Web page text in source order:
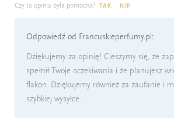
Czy ta opinia była pomocna? TAK NIE
Odpowiedź od Francuskieperfumy.pl:
Dziękujemy za opinię! Cieszymy się, że
spełnił Twoje oczekiwania i że planujesz
flakon. Dziękujemy również za zaufanie i
szybkiej wysyłce.